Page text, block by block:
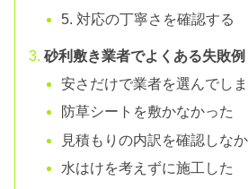
5. 対応の丁寧さを確認する
砂利敷き業者でよくある失敗例
安さだけで業者を選んでしま
防草シートを敷かなかった
見積もりの内訳を確認しな
水はけを考えずに施工した